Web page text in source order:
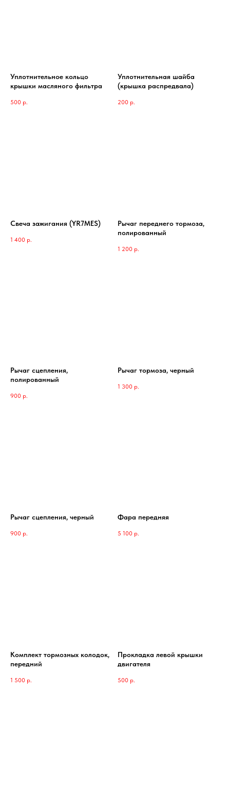
Уплотнительное кольцо
крышки масляного фильтра
500 р.
Уплотнительная шайба
(крышка распредвала)
200 р.
Свеча зажигания (YR7MES)
1 400 р.
Рычаг переднего тормоза,
полированный
1 200 р.
Рычаг сцепления,
полированный
900 р.
Рычаг тормоза, черный
1 300 р.
Рычаг сцепления, черный
900 р.
Фара передняя
5 100 р.
Комплект тормозных колодок,
передний
1 500 р.
Прокладка левой крышки
двигателя
500 р.